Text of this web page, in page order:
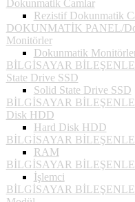
Dokunmatik Camlar
Rezistif Dokunmatik
DOKUNMATİK PANEL/
Monitörler
Dokunmatik
BİLGİSAYAR
State Drive SSD
Solid State Drive SSD
BİLGİSAYAR
Disk HDD
Hard Disk HDD
BİLGİSAYAR
RAM
BİLGİSAYAR
İşlemci
BİLGİSAYAR